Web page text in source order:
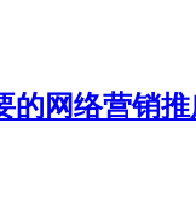
的网络营销